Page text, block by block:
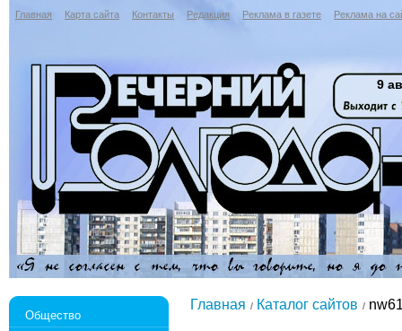
Главная Карта сайта Контакты Редакция Реклама в газете Реклама на
9
Общество
Главная Каталог сайтов